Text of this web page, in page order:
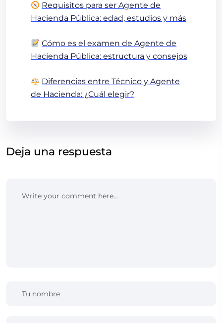
Requisitos para ser Agente de
Hacienda Pública: edad, estudios y más
Cómo es el examen de Agente de
Hacienda Pública: estructura y consejos
Diferencias entre Técnico y Agente
de Hacienda: ¿Cuál elegir?
Deja una respuesta